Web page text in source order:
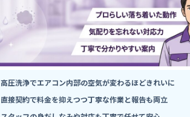
高圧洗浄でエアコン内部の空気が変わるほどきれいに
直接契約で料金を抑えつつ丁寧な作業と報告も両立